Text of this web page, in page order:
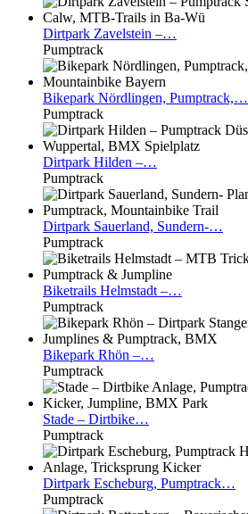
Dirtpark Zavelstein –…
Pumptrack
Bikepark Nördlingen, Pumptrack,…
Pumptrack
Dirtpark Hilden –…
Pumptrack
Dirtpark Sauerland, Sundern-…
Pumptrack
Biketrails Helmstadt –…
Pumptrack
Bikepark Rhön –…
Pumptrack
Stade – Dirtbike…
Pumptrack
Dirtpark Escheburg, Pumptrack…
Pumptrack